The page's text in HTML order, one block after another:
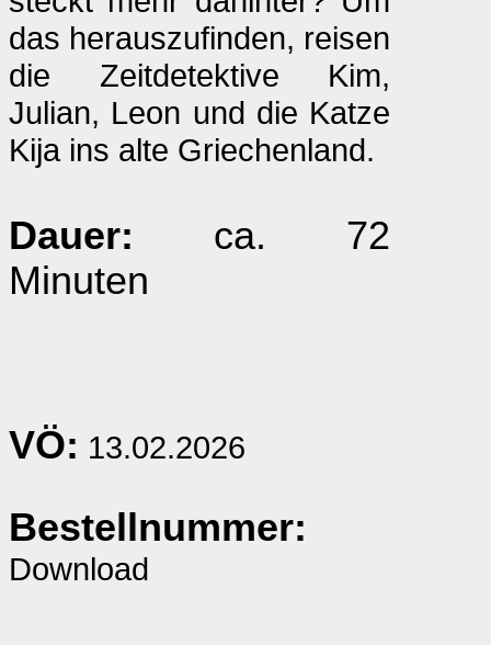
das herauszufinden, reisen
die Zeitdetektive Kim,
Julian, Leon und die Katze
Kija ins alte Griechenland.
Dauer: ca. 72
Minuten
VÖ: 13.02.2026
Bestellnummer:
Download